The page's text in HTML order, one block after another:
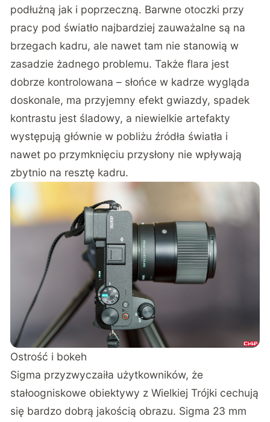
podłużną jak i poprzeczną. Barwne otoczki przy
pracy pod światło najbardziej zauważalne są na
brzegach kadru, ale nawet tam nie stanowią w
zasadzie żadnego problemu. Także flara jest
dobrze kontrolowana – słońce w kadrze wygląda
doskonale, ma przyjemny efekt gwiazdy, spadek
kontrastu jest śladowy, a niewielkie artefakty
występują głównie w pobliżu źródła światła i
nawet po przymknięciu przysłony nie wpływają
zbytnio na resztę kadru.
Ostrość i bokeh
Sigma przyzwyczaiła użytkowników, że
stałoogniskowe obiektywy z Wielkiej Trójki cechują
się bardzo dobrą jakością obrazu. Sigma 23 mm